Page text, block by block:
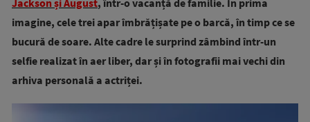
Jackson și August, într-o vacanță de familie. În prima
imagine, cele trei apar îmbrățișate pe o barcă, în timp ce se
bucură de soare. Alte cadre le surprind zâmbind într-un
selfie realizat în aer liber, dar și în fotografii mai vechi din
arhiva personală a actriței.